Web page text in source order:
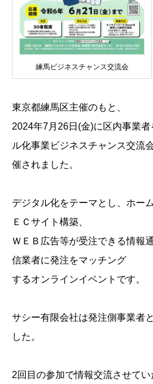
練馬ビジネスチャンス交流会
東京都練馬区主催のもと、
2024年7月26日(金)に区内事業
ル化事業ビジネスチャンス交流
催されました。
デジタル化をテーマとし、ホー
ＥＣサイト構築、
ＷＥＢ広告等が受注できる情報
信業者に発注をマッチング
するオンラインイベントです。
サシー有限会社は発注側事業者
した。
2回目の参加で情報交流させてい